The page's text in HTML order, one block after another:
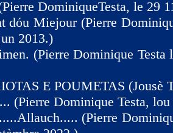
DominiqueTesta, le 29
dóu Miejour (Pierre
2013.)
(Pierre Dominique Testa
E POUMETAS (Jousè
(Pierre Dominique Testa, lou
(Pierre